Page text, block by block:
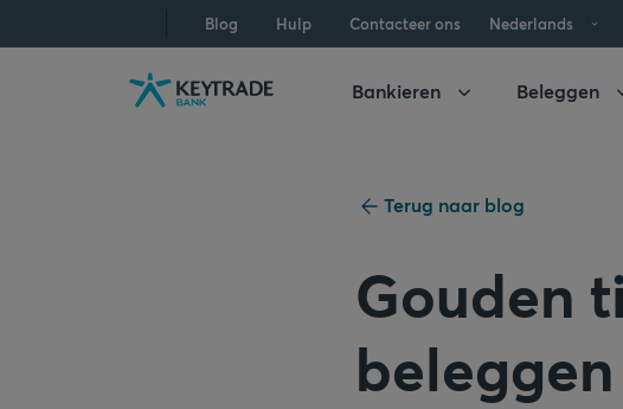
navigatie
aanmelden
inhoud
Blog Hulp Contacteer ons Nederlands
Bankieren Beleggen
Terug naar blog
Gouden